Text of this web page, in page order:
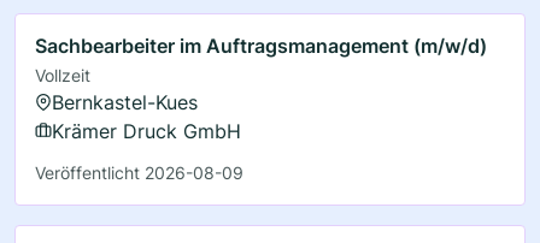
Sachbearbeiter im Auftragsmanagement (m/w/d)
Vollzeit
Bernkastel-Kues
Krämer Druck GmbH
Veröffentlicht 2026-08-09